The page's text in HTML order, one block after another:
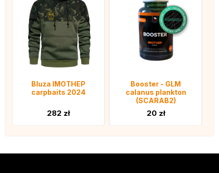
Bluza IMOTHEP
carpbaits 2024
282 zł
Booster - GLM
calanus plankton
(SCARAB2)
20 zł